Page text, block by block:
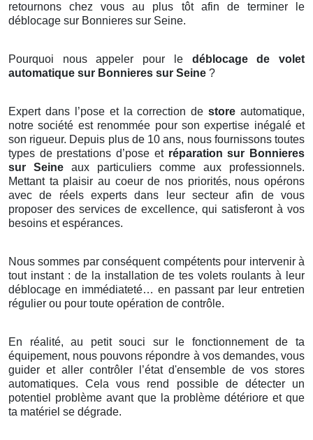
retournons chez vous au plus tôt afin de terminer le
déblocage sur Bonnieres sur Seine.
Pourquoi nous appeler pour le déblocage de volet
automatique sur Bonnieres sur Seine ?
Expert dans l’pose et la correction destore automatique,
notre société est renommée pour son expertise inégalé et
son rigueur. Depuis plus de 10 ans, nous fournissons toutes
types de prestations d’pose et réparation sur Bonnieres
sur Seine aux particuliers comme aux professionnels.
Mettant ta plaisir au coeur de nos priorités, nous opérons
avec de réels experts dans leur secteur afin de vous
proposer des services de excellence, qui satisferont à vos
besoins et espérances.
Nous sommes par conséquent compétents pour intervenir à
tout instant : de la installation de tes volets roulants à leur
déblocage en immédiateté… en passant par leur entretien
régulier ou pour toute opération de contrôle.
En réalité, au petit souci sur le fonctionnement de ta
équipement, nous pouvons répondre à vos demandes, vous
guider et aller contrôler l’état d'ensemble de vos stores
automatiques. Cela vous rend possible de détecter un
potentiel problème avant que la problème détériore et que
ta matériel se dégrade.